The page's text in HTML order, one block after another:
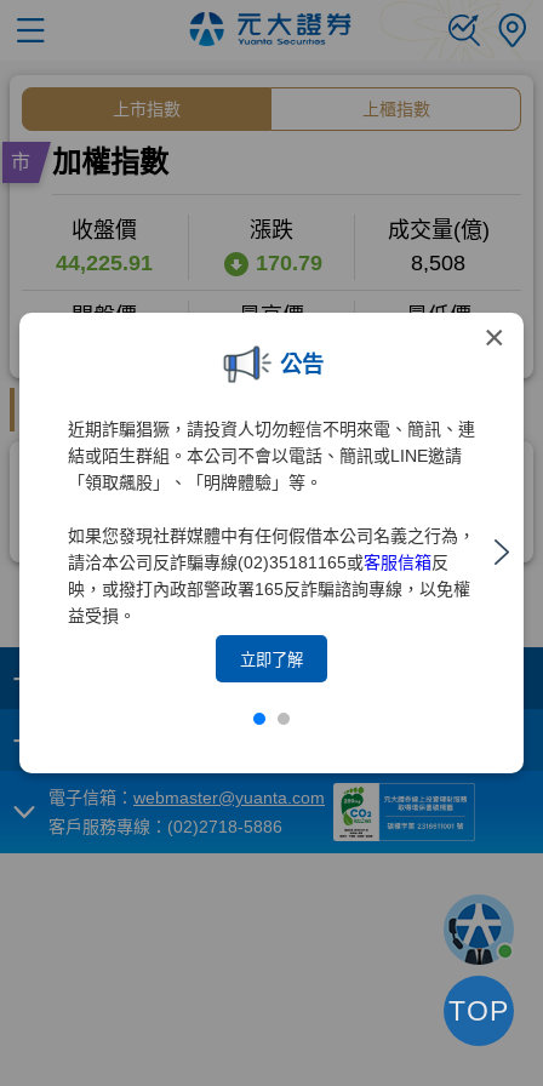
×
公告
近期詐騙猖獗，請投資人切勿輕信不明來電、簡訊、連
結或陌生群組。本公司不會以電話、簡訊或LINE邀請
「領取飆股」、「明牌體驗」等。
如果您發現社群媒體中有任何假借本公司名義之行為，
請洽本公司反詐騙專線(02)35181165或客服信箱反
映，或撥打內政部警政署165反詐騙諮詢專線，以免權
益受損。
立即了解
+
+
電子信箱： webmaster@yuanta.com
客戶服務專線：(02)2718-5886
TOP